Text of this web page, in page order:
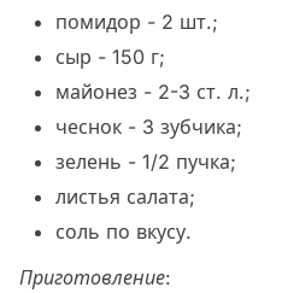
помидор - 2 шт.;
сыр - 150 г;
майонез - 2-3 ст. л.;
чеснок - 3 зубчика;
зелень - 1/2 пучка;
листья салата;
соль по вкусу.
Приготовление: